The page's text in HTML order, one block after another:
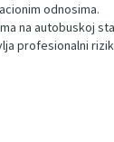
odnosima.
na autobuskoj
profesionalni